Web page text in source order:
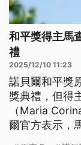
和平獎得主馬
禮
2025/12/10 11:23
諾貝爾和平獎
獎典禮，但得
（Maria
爾官方表示，